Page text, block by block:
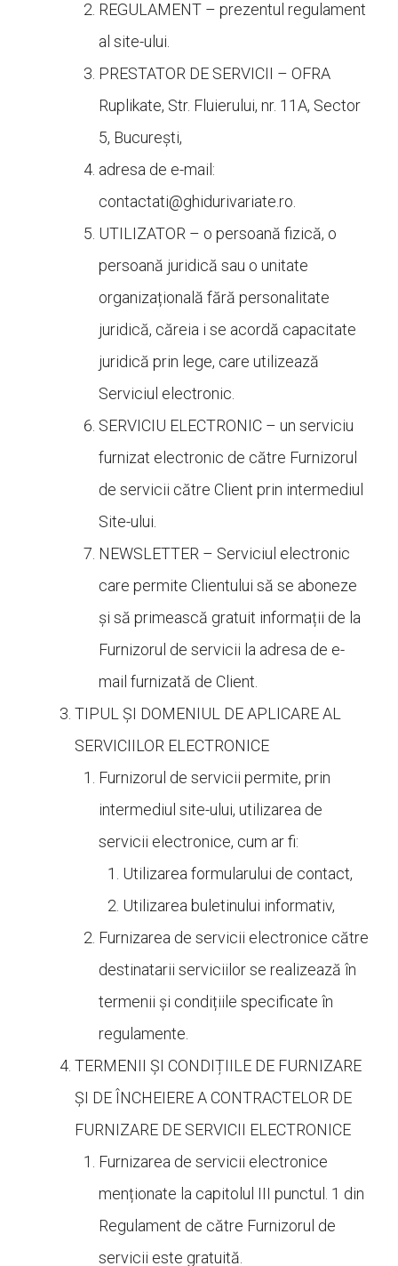
REGULAMENT – prezentul regulament
al site-ului.
PRESTATOR DE SERVICII – OFRA
Ruplikate, Str. Fluierului, nr. 11A, Sector
5, București,
adresa de e-mail:
contactati@ghidurivariate.ro.
UTILIZATOR – o persoană fizică, o
persoană juridică sau o unitate
organizațională fără personalitate
juridică, căreia i se acordă capacitate
juridică prin lege, care utilizează
Serviciul electronic.
SERVICIU ELECTRONIC – un serviciu
furnizat electronic de către Furnizorul
de servicii către Client prin intermediul
Site-ului.
NEWSLETTER – Serviciul electronic
care permite Clientului să se aboneze
și să primească gratuit informații de la
Furnizorul de servicii la adresa de e-
mail furnizată de Client.
TIPUL ȘI DOMENIUL DE APLICARE AL
SERVICIILOR ELECTRONICE
Furnizorul de servicii permite, prin
intermediul site-ului, utilizarea de
servicii electronice, cum ar fi:
Utilizarea formularului de contact,
Utilizarea buletinului informativ,
Furnizarea de servicii electronice către
destinatarii serviciilor se realizează în
termenii și condițiile specificate în
regulamente.
TERMENII ȘI CONDIȚIILE DE FURNIZARE
ȘI DE ÎNCHEIERE A CONTRACTELOR DE
FURNIZARE DE SERVICII ELECTRONICE
Furnizarea de servicii electronice
menționate la capitolul III punctul. 1 din
Regulament de către Furnizorul de
servicii este gratuită.